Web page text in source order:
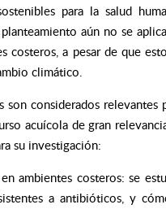
para la salud
aún no se
a pesar de que
climático.
considerados
acuícola de gran
su investigación:
ambientes costeros: se
a antibióticos, y